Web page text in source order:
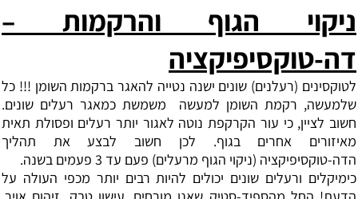
ניקוי הגוף והרקמות –
דה-טוקסיפיקציה
לטוקסינים (רעלנים) שונים ישנה נטייה להאגר ברקמות השומן !!! כל
שלמעשה, רקמת השומן למעשה
משמשת כמאגר רעלים שונים.
חשוב לציין, כי עור הקרקפת נוטה לאגור יותר רעלים ופסולת תאית
מאיזורים אחרים בגוף. לכן חשוב לבצע את תהליך
הדה-טוקסיפיקציה (ניקוי הגוף מרעלים) פעם עד 3 פעמים בשנה.
כימיקלים ורעלים שונים יכולים להיות רבים יותר מכפי העולה על